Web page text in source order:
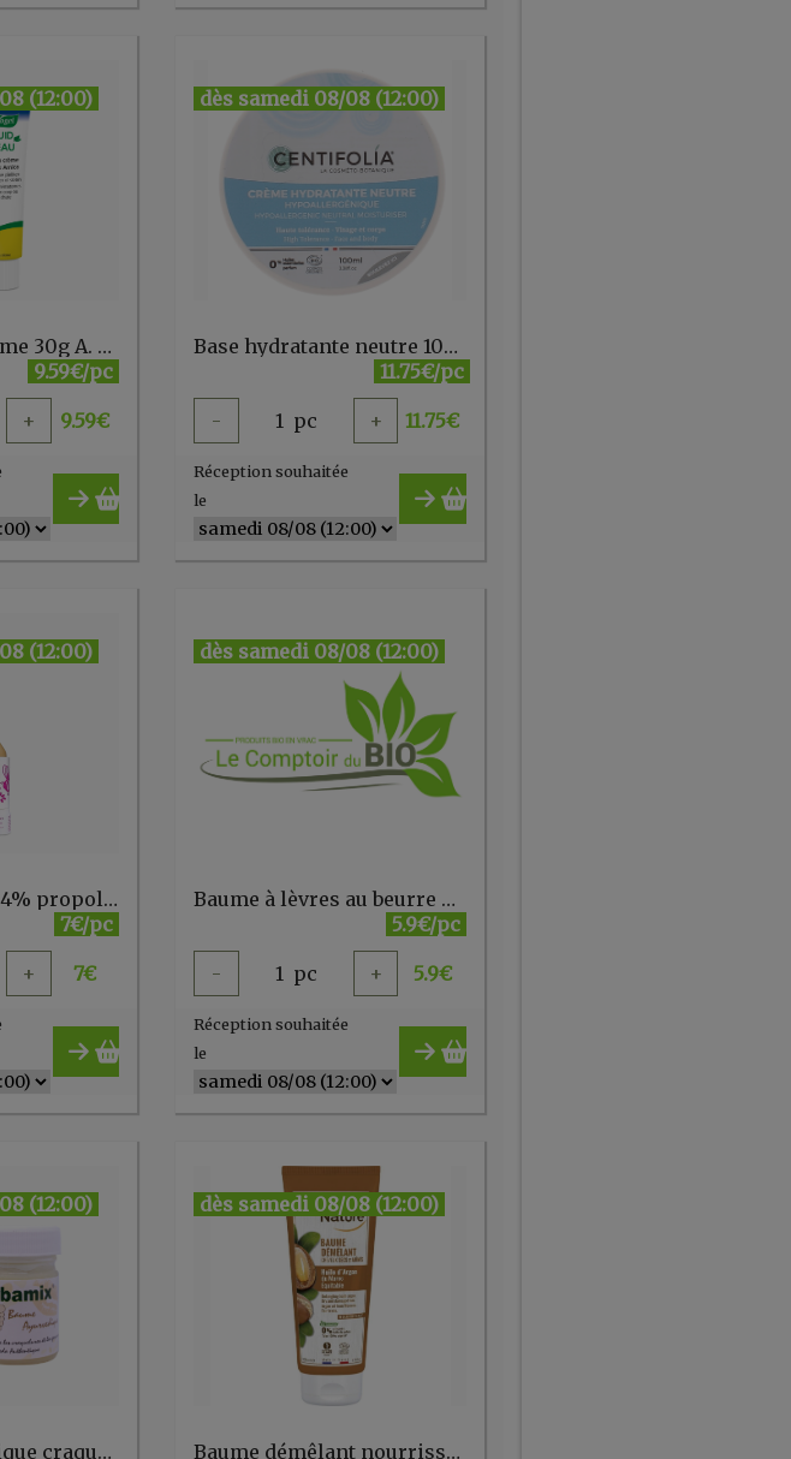
(12:00)
Arnicaforce crème 30g A. Vogel
9.59€/pc
+ 9.59€
dès samedi 08/08 (12:00)
Base hydratante neutre 100 ml Centifolia
11.75€/pc
- 1 pc + 11.75€
Réception souhaitée
le
(12:00)
Baume à lèvre 94% propolis karité 4g Propolia
7€/pc
+ 7€
dès samedi 08/08 (12:00)
Baume à lèvres au beurre de karité - Comme Avant
5.9€/pc
- 1 pc + 5.9€
Réception souhaitée
le
(12:00)
Baume ayurvédique craquelures HERBAMIX 20 gr Kerala Nature
dès samedi 08/08 (12:00)
Baume démêlant nourrissant pour cheveux secs et abîmés à l'huile d'Argan 200 ml Douce Nature